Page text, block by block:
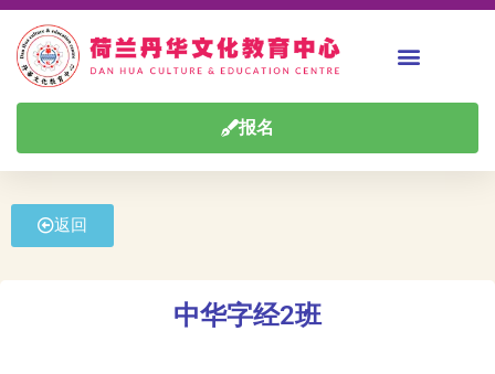
报名
返回
中华字经2班